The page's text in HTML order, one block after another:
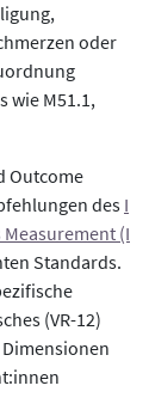
oder
wie M51.1,
Outcome
des I
(I
Standards.
(VR-12)